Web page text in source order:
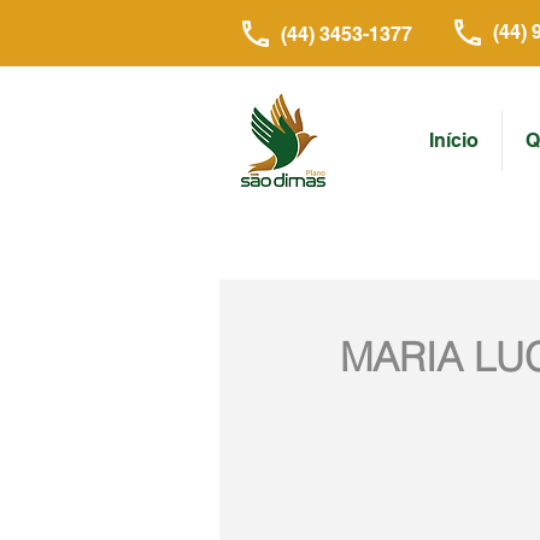
(44) 3453-1377 (44)
Início
MARIA